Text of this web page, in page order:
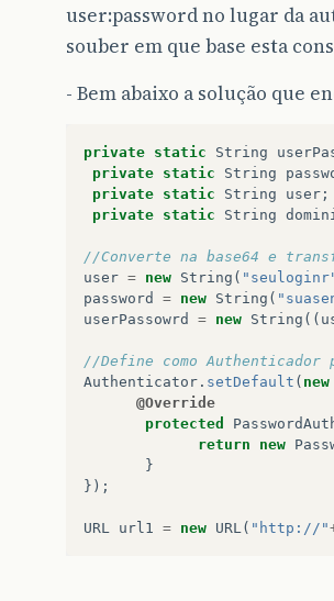
user:password no lugar da
souber em que base esta
- Bem abaixo a solução que
private static String
private static String
private static String user ;
private static String
//Converte na base64 e
user = new String (
password
= new String (
userPassowrd
= new String ((
//Define como
Authenticator . setDefault ( new
@Override
protected
return
new
}
});
URL url1 = new URL( "http://"